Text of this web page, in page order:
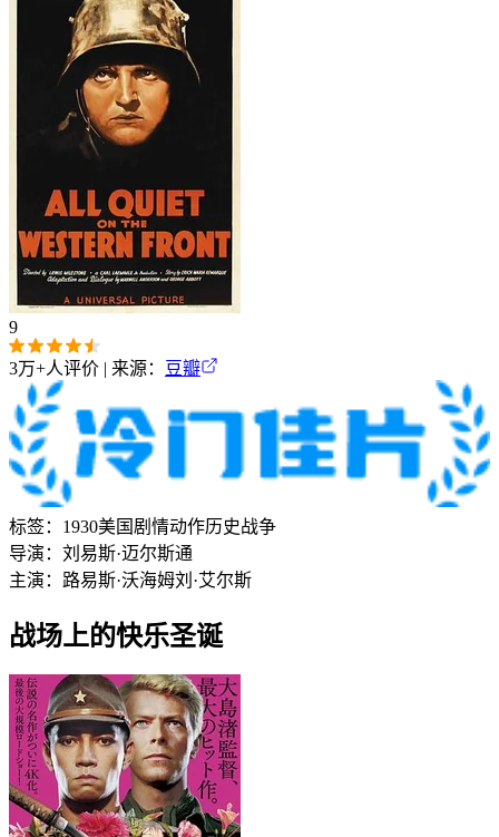
9
3万+人评价 | 来源： 豆瓣
标签： 1930美国 剧情动作历史战争
导演： 刘易斯·迈尔斯通
主演： 路易斯·沃海姆刘·艾尔斯
战场上的快乐圣诞